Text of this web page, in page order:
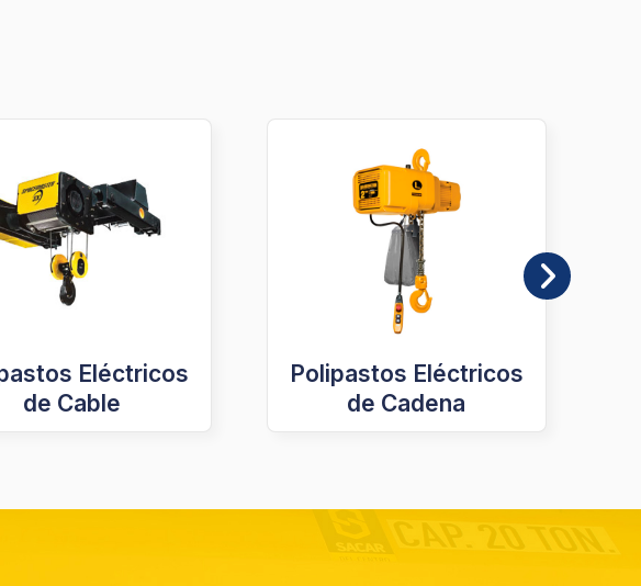
Eléctricos
de Cable
Polipastos Eléctricos
de Cadena